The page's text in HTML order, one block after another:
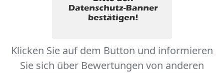
Klicken Sie auf dem Button und informieren
Sie sich über Bewertungen von anderen